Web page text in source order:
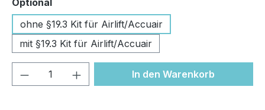
Optional
ohne §19.3 Kit für Airlift/Accuair
mit §19.3 Kit für Airlift/Accuair
Produkt Anzahl: Gib denIn den Warenkorb